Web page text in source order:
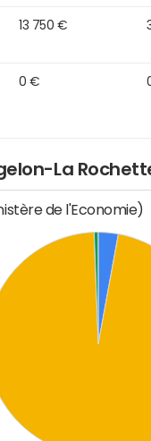
13 750 €
0 €
La
de l'Economie)